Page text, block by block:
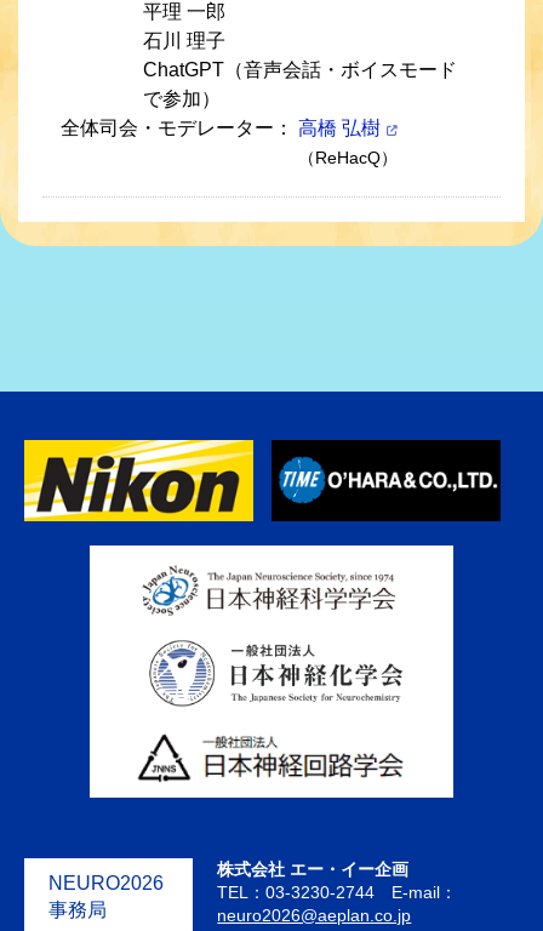
平理 一郎
石川 理子
ChatGPT（音声会話・ボイスモード
で参加）
全体司会・モデレーター：
高橋 弘樹
（ReHacQ）
NEURO2026
事務局
株式会社 エー・イー企画
TEL：03-3230-2744 E-mail：
neuro2026@aeplan.co.jp